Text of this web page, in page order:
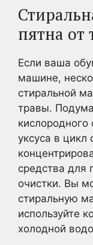
пятна от
Если ваша
машине,
стиральной
травы.
кислородного
уксуса в цикл
средства для
очистки. Вы
стиральную
используйте
холодной